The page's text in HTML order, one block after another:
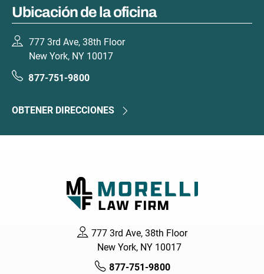
Ubicación de la oficina
777 3rd Ave, 38th Floor
New York, NY 10017
877-751-9800
OBTENER DIRECCIONES
777 3rd Ave, 38th Floor
New York, NY 10017
877-751-9800